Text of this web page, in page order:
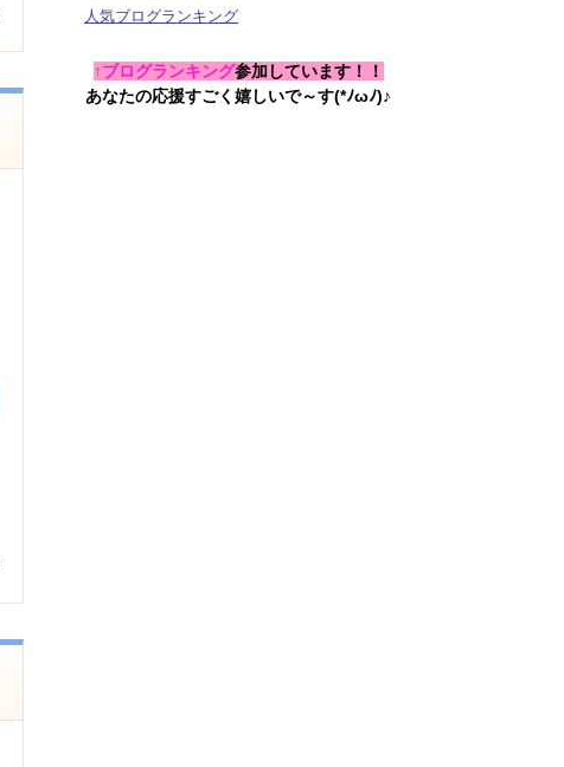
人気ブログランキング
↑ブログランキング参加しています！！
あなたの応援すごく嬉しいで～す(*ﾉωﾉ)♪